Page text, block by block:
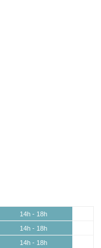
14h - 18h
14h - 18h
14h - 18h